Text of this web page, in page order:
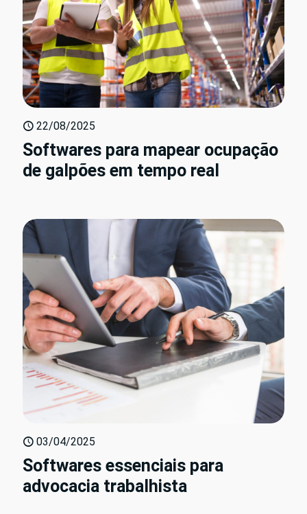
22/08/2025
Softwares para mapear ocupação
de galpões em tempo real
03/04/2025
Softwares essenciais para
advocacia trabalhista